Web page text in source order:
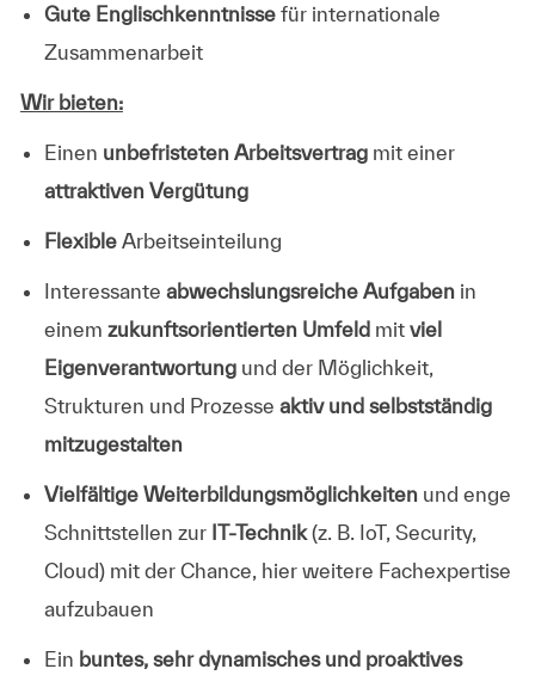
Gute Englischkenntnissefür internationale
Zusammenarbeit
Wir bieten:
Einen unbefristeten Arbeitsvertragmit einer
attraktiven Vergütung
Flexible Arbeitseinteilung
Interessante abwechslungsreiche Aufgabenin
einem zukunftsorientierten Umfeldmit viel
Eigenverantwortungund der Möglichkeit,
Strukturen und Prozesse aktiv und selbstständig
mitzugestalten
Vielfältige Weiterbildungsmöglichkeitenund enge
Schnittstellen zur IT-Technik(z. B. IoT, Security,
Cloud) mit der Chance, hier weitere Fachexpertise
aufzubauen
Ein buntes, sehr dynamisches und proaktives